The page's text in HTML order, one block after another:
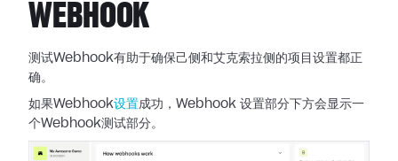
WEBHOOK
测试Webhook有助于确保己侧和艾克索拉侧的项目设置都正
确。
如果Webhook设置成功，Webhook 设置部分下方会显示一
个Webhook测试部分。